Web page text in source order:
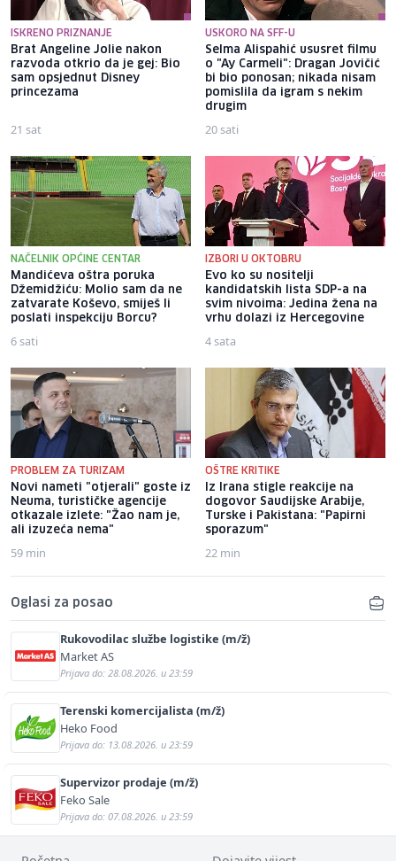
ISKRENO PRIZNANJE
Brat Angeline Jolie nakon
razvoda otkrio da je gej: Bio
sam opsjednut Disney
princezama
21 sat
USKORO NA SFF-U
Selma Alispahić ususret filmu
o "Ay Carmeli": Dragan Jovičić
bi bio ponosan; nikada nisam
pomislila da igram s nekim
drugim
20 sati
NAČELNIK OPĆINE CENTAR
Mandićeva oštra poruka
Džemidžiću: Molio sam da ne
zatvarate Koševo, smiješ li
poslati inspekciju Borcu?
6 sati
IZBORI U OKTOBRU
Evo ko su nositelji
kandidatskih lista SDP-a na
svim nivoima: Jedina žena na
vrhu dolazi iz Hercegovine
4 sata
PROBLEM ZA TURIZAM
Novi nameti "otjerali" goste iz
Neuma, turističke agencije
otkazale izlete: "Žao nam je,
ali izuzeća nema"
59 min
OŠTRE KRITIKE
Iz Irana stigle reakcije na
dogovor Saudijske Arabije,
Turske i Pakistana: "Papirni
sporazum"
22 min
Oglasi za posao
Rukovodilac službe logistike (m/ž)
Market AS
Prijava do: 28.08.2026. u 23:59
Terenski komercijalista (m/ž)
Heko Food
Prijava do: 13.08.2026. u 23:59
Supervizor prodaje (m/ž)
Feko Sale
Prijava do: 07.08.2026. u 23:59